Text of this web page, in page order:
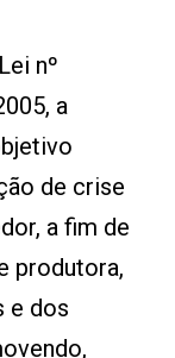
nº
a
de crise
a fim de
produtora,
e dos